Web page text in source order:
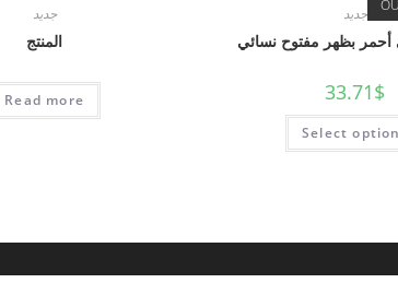
جديد
بظهر مفتوح نسائي
33.71$
Select
جديد
المنتج
Read more